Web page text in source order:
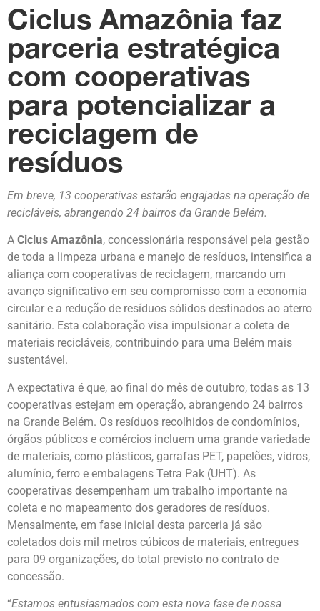
Ciclus Amazônia faz
parceria estratégica
com cooperativas
para potencializar a
reciclagem de
resíduos
Em breve, 13 cooperativas estarão engajadas na operação de
recicláveis, abrangendo 24 bairros da Grande Belém.
A Ciclus Amazônia, concessionária responsável pela gestão
de toda a limpeza urbana e manejo de resíduos, intensifica a
aliança com cooperativas de reciclagem, marcando um
avanço significativo em seu compromisso com a economia
circular e a redução de resíduos sólidos destinados ao aterro
sanitário. Esta colaboração visa impulsionar a coleta de
materiais recicláveis, contribuindo para uma Belém mais
sustentável.
A expectativa é que, ao final do mês de outubro, todas as 13
cooperativas estejam em operação, abrangendo 24 bairros
na Grande Belém. Os resíduos recolhidos de condomínios,
órgãos públicos e comércios incluem uma grande variedade
de materiais, como plásticos, garrafas PET, papelões, vidros,
alumínio, ferro e embalagens Tetra Pak (UHT). As
cooperativas desempenham um trabalho importante na
coleta e no mapeamento dos geradores de resíduos.
Mensalmente, em fase inicial desta parceria já são
coletados dois mil metros cúbicos de materiais, entregues
para 09 organizações, do total previsto no contrato de
concessão.
“Estamos entusiasmados com esta nova fase de nossa